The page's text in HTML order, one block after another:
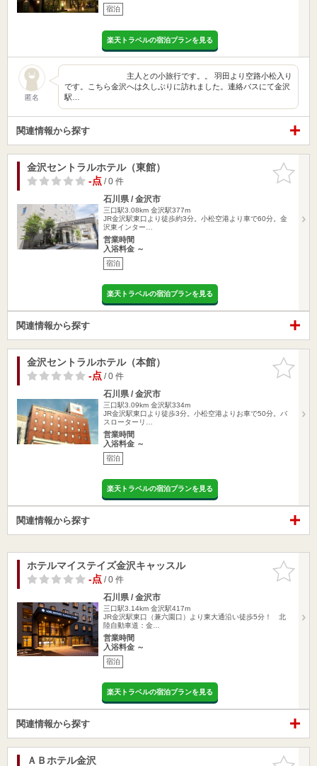
宿泊
楽天トラベルの宿泊プランを見る
匿名
主人との小旅行です。。 羽田より空路小松入り
です。こちら金沢へは久しぶりに訪れました。連絡バスにて金沢
駅…
関連情報から探す
お気に入
りに追加
金沢セントラルホテル（東館）
-点/ 0 件
石川県 / 金沢市
三口駅3.08km 金沢駅377m
JR金沢駅東口より徒歩約3分。小松空港より車で60分。金
沢東インター…
営業時間
入浴料金 ～
宿泊
楽天トラベルの宿泊プランを見る
関連情報から探す
お気に入
りに追加
金沢セントラルホテル（本館）
-点/ 0 件
石川県 / 金沢市
三口駅3.09km 金沢駅334m
JR金沢駅東口より徒歩3分。小松空港よりお車で50分。バ
スローターリ…
営業時間
入浴料金 ～
宿泊
楽天トラベルの宿泊プランを見る
関連情報から探す
お気に入
りに追加
ホテルマイステイズ金沢キャッスル
-点/ 0 件
石川県 / 金沢市
三口駅3.14km 金沢駅417m
JR金沢駅東口（兼六園口）より東大通沿い徒歩5分！ 北
陸自動車道：金…
営業時間
入浴料金 ～
宿泊
楽天トラベルの宿泊プランを見る
関連情報から探す
お気に入
ＡＢホテル金沢